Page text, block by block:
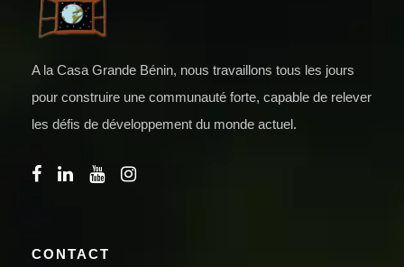
A la Casa Grande Bénin, nous travaillons tous les jours
pour construire une communauté forte, capable de relever
les défis de développement du monde actuel.
CONTACT